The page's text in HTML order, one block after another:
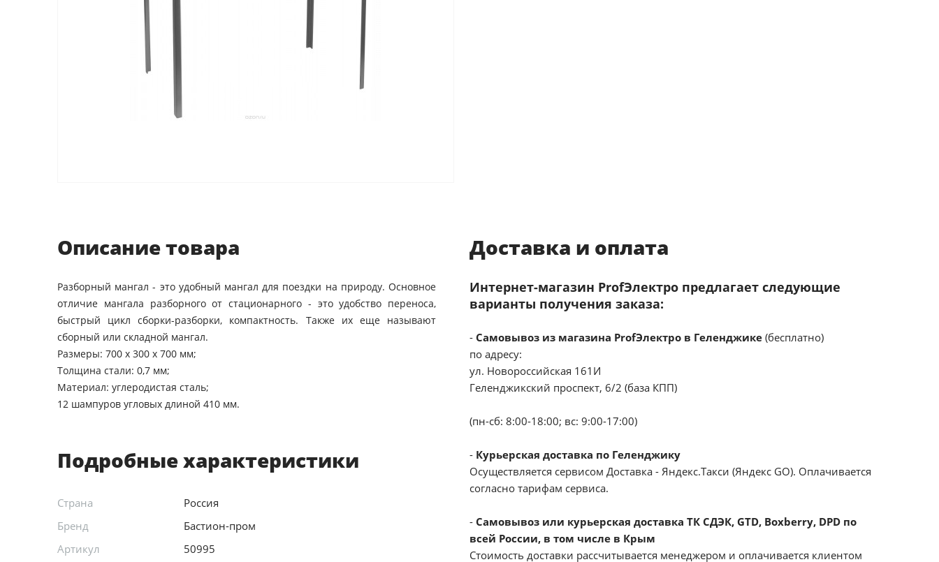
Описание товара
Разборный мангал - это удобный мангал для поездки на природу. Основное
отличие мангала разборного от стационарного - это удобство переноса,
быстрый цикл сборки-разборки, компактность. Также их еще называют
сборный или складной мангал.
Размеры: 700 х 300 х 700 мм;
Толщина стали: 0,7 мм;
Материал: углеродистая сталь;
12 шампуров угловых длиной 410 мм.
Подробные характеристики
Страна
Россия
Бренд
Бастион-пром
Артикул
50995
Доставка и оплата
Интернет-магазин ProfЭлектро предлагает следующие
варианты получения заказа:
- Самовывоз из магазина ProfЭлектро в Геленджике (бесплатно)
по адресу:
ул. Новороссийская 161И
Геленджикский проспект, 6/2 (база КПП)
(пн-сб: 8:00-18:00; вс: 9:00-17:00)
- Курьерская доставка по Геленджику
Осуществляется сервисом Доставка - Яндекс.Такси (Яндекс GO). Оплачивается
согласно тарифам сервиса.
- Самовывоз или курьерская доставка ТК СДЭК, GTD, Boxberry, DPD по
всей России, в том числе в Крым
Стоимость доставки рассчитывается менеджером и оплачивается клиентом